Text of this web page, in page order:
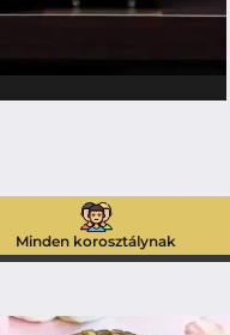
Minden korosztálynak